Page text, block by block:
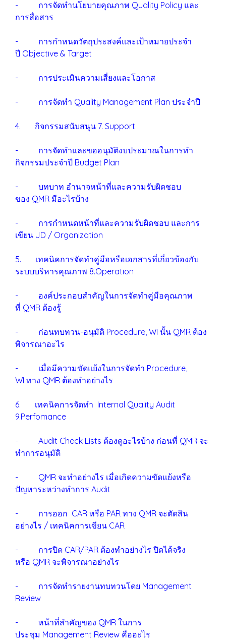
- การจัดทำนโยบายคุณภาพ Quality Policy และ
การสื่อสาร
- การกำหนดวัตถุประสงค์และเป้าหมายประจำ
ปี Objective & Target
- การประเมินความเสี่ยงและโอกาส
- การจัดทำ Quality Management Plan ประจำปี
4. กิจกรรมสนับสนุน 7. Support
- การจัดทำและขออนุมัติงบประมาณในการทำ
กิจกรรมประจำปี Budget Plan
- บทบาท อำนาจหน้าที่และความรับผิดชอบ
ของ QMR มีอะไรบ้าง
- การกำหนดหน้าที่และความรับผิดชอบ และการ
เขียน JD / Organization
5. เทคนิคการจัดทำคู่มือหรือเอกสารที่เกี่ยวข้องกับ
ระบบบริหารคุณภาพ 8.Operation
- องค์ประกอบสำคัญในการจัดทำคู่มือคุณภาพ
ที่ QMR ต้องรู้
- ก่อนทบทวน-อนุมัติ Procedure, WI นั้น QMR ต้อง
พิจารณาอะไร
- เมื่อมีความขัดแย้งในการจัดทำ Procedure,
WI ทาง QMR ต้องทำอย่างไร
6. เทคนิคการจัดทำ Internal Quality Audit
9.Perfomance
- Audit Check Lists ต้องดูอะไรบ้าง ก่อนที่ QMR จะ
ทำการอนุมัติ
- QMR จะทำอย่างไร เมื่อเกิดความขัดแย้งหรือ
ปัญหาระหว่างทำการ Audit
- การออก CAR หรือ PAR ทาง QMR จะตัดสิน
อย่างไร / เทคนิคการเขียน CAR
- การปิด CAR/PAR ต้องทำอย่างไร ปิดได้จริง
หรือ QMR จะพิจารณาอย่างไร
- การจัดทำรายงานทบทวนโดย Management
Review
- หน้าที่สำคัญของ QMR ในการ
ประชุม Management Review คืออะไร